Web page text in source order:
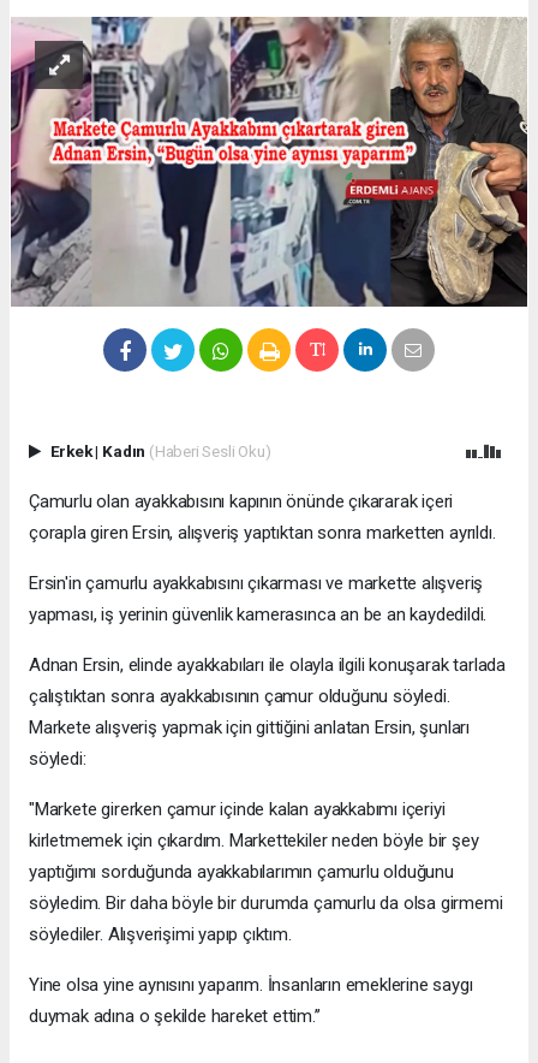
Erkek| Kadın (Haberi Sesli Oku)
Çamurlu olan ayakkabısını kapının önünde çıkararak içeri
çorapla giren Ersin, alışveriş yaptıktan sonra marketten ayrıldı.
Ersin'in çamurlu ayakkabısını çıkarması ve markette alışveriş
yapması, iş yerinin güvenlik kamerasınca an be an kaydedildi.
Adnan Ersin, elinde ayakkabıları ile olayla ilgili konuşarak tarlada
çalıştıktan sonra ayakkabısının çamur olduğunu söyledi.
Markete alışveriş yapmak için gittiğini anlatan Ersin, şunları
söyledi:
"Markete girerken çamur içinde kalan ayakkabımı içeriyi
kirletmemek için çıkardım. Markettekiler neden böyle bir şey
yaptığımı sorduğunda ayakkabılarımın çamurlu olduğunu
söyledim. Bir daha böyle bir durumda çamurlu da olsa girmemi
söylediler. Alışverişimi yapıp çıktım.
Yine olsa yine aynısını yaparım. İnsanların emeklerine saygı
duymak adına o şekilde hareket ettim.’’